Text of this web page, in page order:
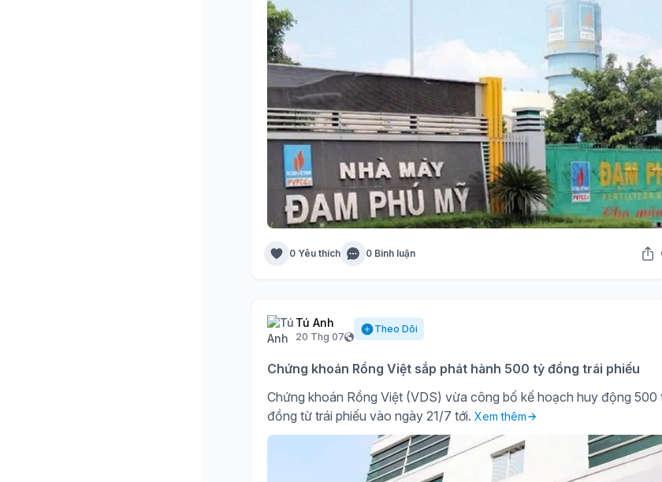
0 Yêu thích 0 Bình luận
Tú Anh
20 Thg 07
Theo Dõi
Chứng khoán Rồng Việt sắp phát hành 500 tỷ đồng trái phiếu
Chứng khoán Rồng Việt (VDS) vừa công bố kế hoạch huy động 500
đồng từ trái phiếu vào ngày 21/7 tới. Xem thêm